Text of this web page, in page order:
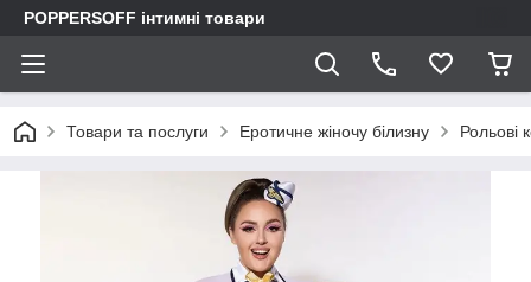
POPPERSOFF інтимні товари
Товари та послуги Еротичне жіночу білизну Рольові